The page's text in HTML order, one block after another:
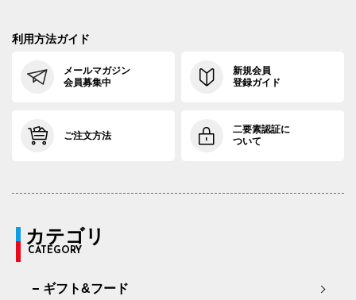
利用方法ガイド
メールマガジン
会員募集中
新規会員
登録ガイド
ご注文方法
二要素認証に
ついて
カテゴリ
CATEGORY
ギフト&フード